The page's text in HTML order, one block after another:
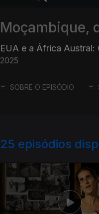
Moçambique,
EUA e a África Austral:
2025
SOBRE O EPISÓDIO
25 episódios